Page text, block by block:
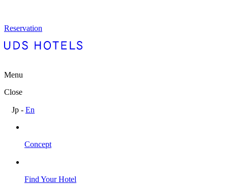
Reservation
Menu
Close
Jp - En
Concept
Find Your Hotel